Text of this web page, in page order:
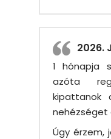
2026.
1 hónapja
azóta
kipattanok
nehézséget
Úgy érzem,